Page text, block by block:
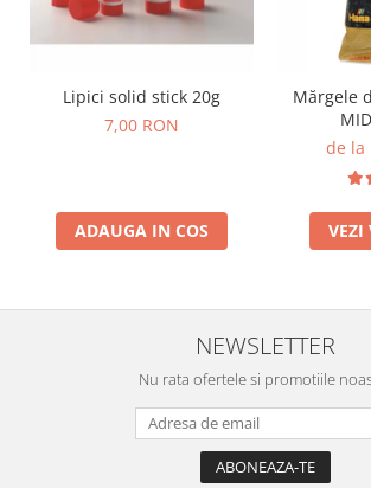
Mărgele de călcat HAMA
Margele HAMA MAXI
Mărgele HAMA MIDI
Stimulare senzoriala
Stimulare auditiva
Stimulare tactila
Terapie de integrare senzorială
Lipici solid stick 20g
7,00 RON
ADAUGA IN COS
Mărgele
de la
VEZI
NEWSLETTER
Nu rata ofertele si promotiile